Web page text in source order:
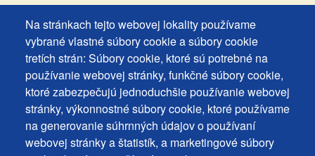
Na stránkach tejto webovej lokality používame
vybrané vlastné súbory cookie a súbory cookie
tretích strán: Súbory cookie, ktoré sú potrebné na
používanie webovej stránky, funkčné súbory cookie,
ktoré zabezpečujú jednoduchšie používanie webovej
stránky, výkonnostné súbory cookie, ktoré používame
na generovanie súhrnných údajov o používaní
webovej stránky a štatistík, a marketingové súbory
Footer
Cookies
+
ochrana
osobných
Vyhlásenie o prístupnosti
Často kladené otázky
Ochrana osobných údajov
Používanie súborov cookies
Nastavenie cookies
Podnety a spätná väzba